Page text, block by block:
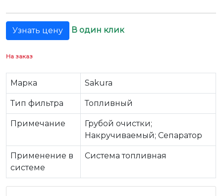
Узнать цену В один клик
На заказ
Марка Sakura
Тип фильтра Топливный
Примечание
Грубой очистки;
Накручиваемый; Сепаратор
Применение в
системе
Система топливная